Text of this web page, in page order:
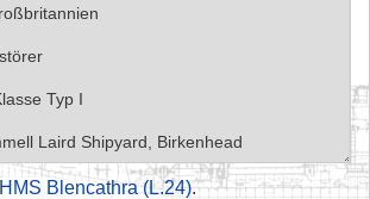
HMS Blencathra (L.24).